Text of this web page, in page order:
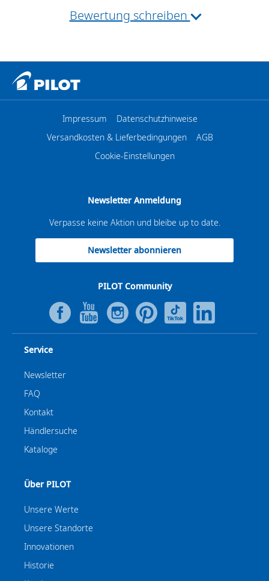
Bewertung schreiben
Impressum
Datenschutzhinweise
Versandkosten & Lieferbedingungen
AGB
Cookie-Einstellungen
Newsletter Anmeldung
Verpasse keine Aktion und bleibe up to date.
Newsletter abonnieren
PILOT Community
Service
Newsletter
FAQ
Kontakt
Händlersuche
Kataloge
Über PILOT
Unsere Werte
Unsere Standorte
Innovationen
Historie